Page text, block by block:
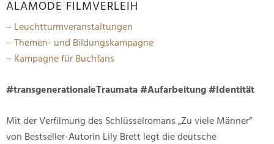
ALAMODE FILMVERLEIH
– Leuchtturmveranstaltungen
– Themen- und Bildungskampagne
– Kampagne für Buchfans
#transgenerationaleTraumata #Aufarbeitung #Identität
Mit der Verfilmung des Schlüsselromans „Zu viele Männer“
von Bestseller-Autorin Lily Brett legt die deutsche